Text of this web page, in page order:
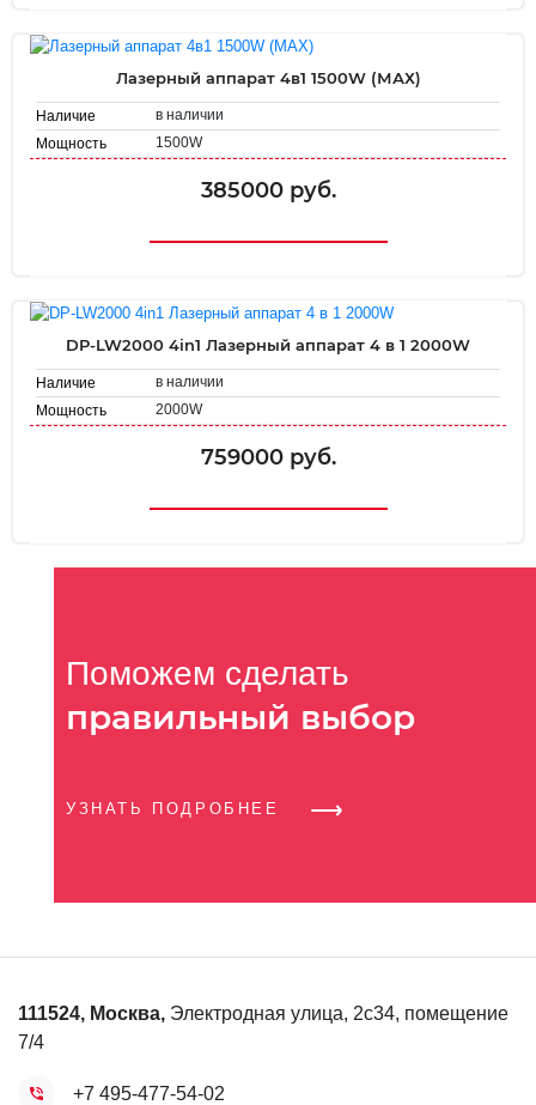
Лазерный аппарат 4в1 1500W (МАХ)
Наличие
в наличии
Мощность
1500W
385000 руб.
DP-LW2000 4in1 Лазерный аппарат 4 в 1 2000W
Наличие
в наличии
Мощность
2000W
759000 руб.
Поможем сделать
правильный выбор
УЗНАТЬ ПОДРОБНЕЕ
111524, Москва, Электродная улица, 2с34, помещение
7/4
+7 495-477-54-02